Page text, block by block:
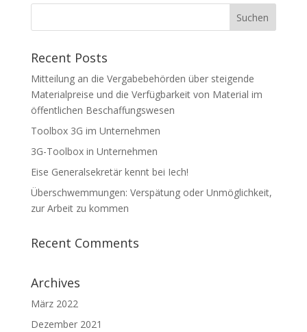
Recent Posts
Mitteilung an die Vergabebehörden über steigende
Materialpreise und die Verfügbarkeit von Material im
öffentlichen Beschaffungswesen
Toolbox 3G im Unternehmen
3G-Toolbox in Unternehmen
Eise Generalsekretär kennt bei Iech!
Überschwemmungen: Verspätung oder Unmöglichkeit,
zur Arbeit zu kommen
Recent Comments
Archives
März 2022
Dezember 2021